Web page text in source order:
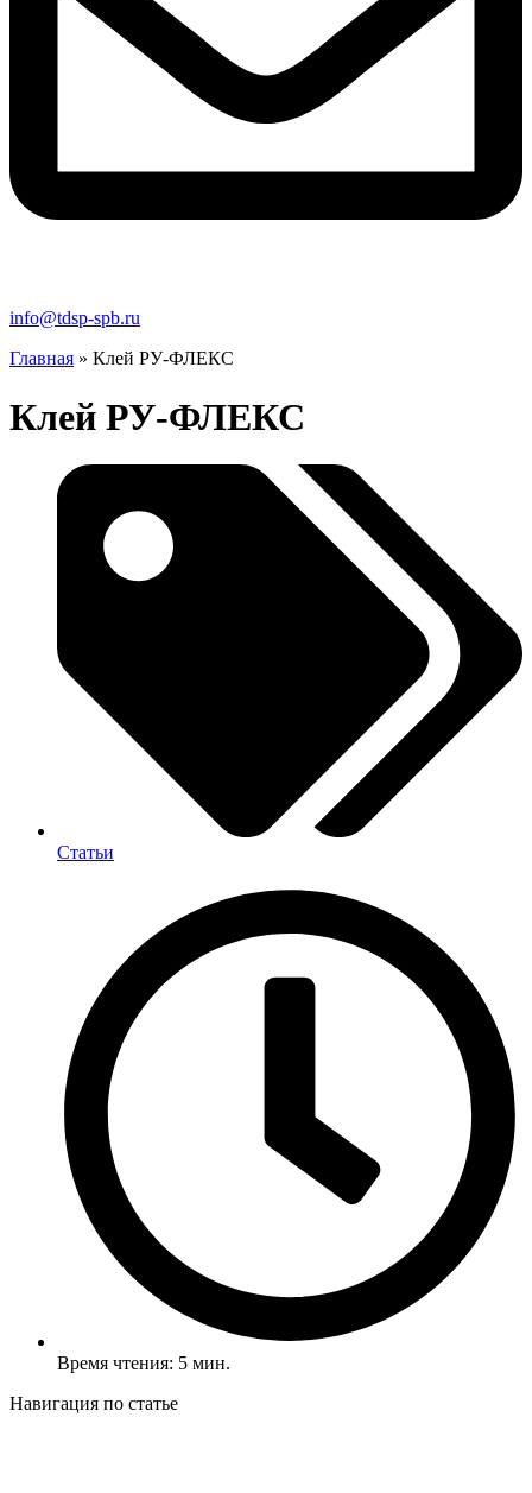
info@tdsp-spb.ru
Главная » Клей РУ-ФЛЕКС
Клей РУ-ФЛЕКС
Статьи
Время чтения: 5 мин.
Навигация по статье